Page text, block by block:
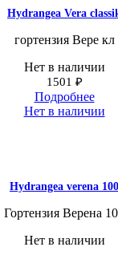
Hydrangea Vera
гортензия Вере кл
Нет в наличии
1501 ₽
Подробнее
Нет в наличии
Hydrangea verena 100
Гортензия Верена
Нет в наличии